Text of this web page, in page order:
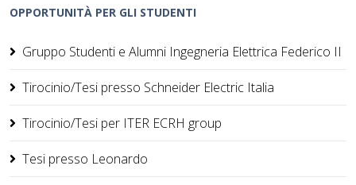
OPPORTUNITÀ PER GLI STUDENTI
Gruppo Studenti e Alumni Ingegneria Elettrica Federico II
Tirocinio/Tesi presso Schneider Electric Italia
Tirocinio/Tesi per ITER ECRH group
Tesi presso Leonardo